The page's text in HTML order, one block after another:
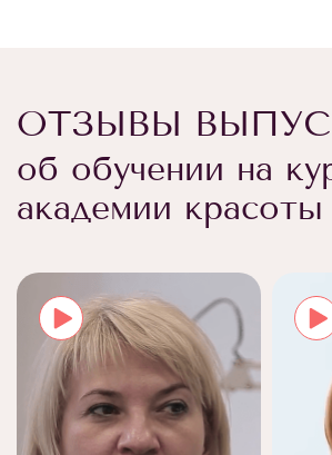
ОТЗЫВЫ
об обучении на
академии